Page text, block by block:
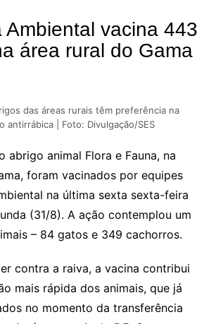
Ambiental vacina 443
área rural do Gama
das áreas rurais têm preferência na
antirrábica | Foto: Divulgação/SES
abrigo animal Flora e Fauna, na
foram vacinados por equipes
na última sexta sexta-feira
(31/8). A ação contemplou um
– 84 gatos e 349 cachorros.
contra a raiva, a vacina contribui
mais rápida dos animais, que já
no momento da transferência